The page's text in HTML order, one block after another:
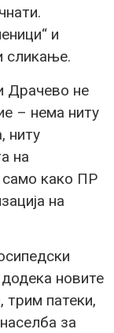
и
сликање.
Драчево не
– нема ниту
ниту
на
само како ПР
на
новите
трим патеки,
за